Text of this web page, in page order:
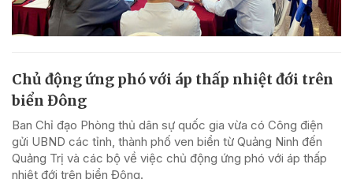
Chủ động ứng phó với áp thấp nhiệt đới trên
biển Đông
Ban Chỉ đạo Phòng thủ dân sự quốc gia vừa có Công điện
gửi UBND các tỉnh, thành phố ven biển từ Quảng Ninh đến
Quảng Trị và các bộ về việc chủ động ứng phó với áp thấp
nhiệt đới trên biển Đông.